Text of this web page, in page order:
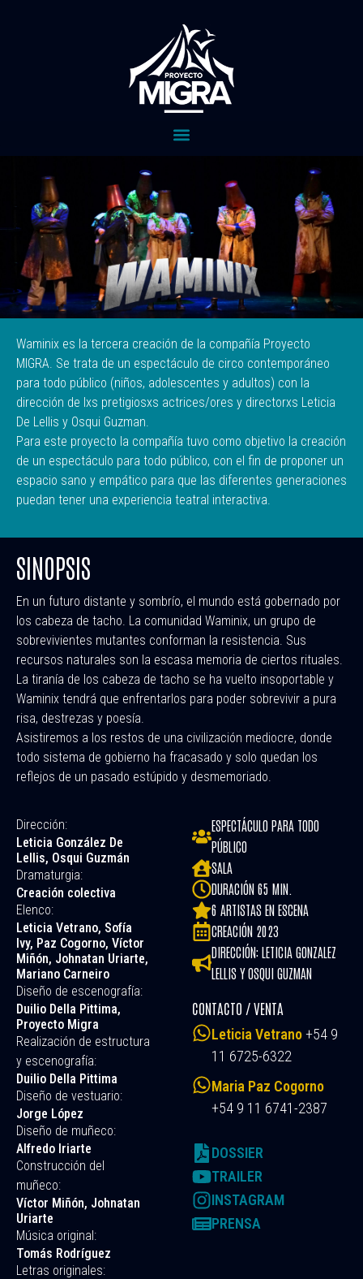
Waminix es la tercera creación de la compañía Proyecto
MIGRA. Se trata de un espectáculo de circo contemporáneo
para todo público (niños, adolescentes y adultos) con la
dirección de lxs pretigiosxs actrices/ores y directorxs Leticia
De Lellis y Osqui Guzman.
Para este proyecto la compañía tuvo como objetivo la creación
de un espectáculo para todo público, con el fin de proponer un
espacio sano y empático para que las diferentes generaciones
puedan tener una experiencia teatral interactiva.
SINOPSIS
En un futuro distante y sombrío, el mundo está gobernado por
los cabeza de tacho. La comunidad Waminix, un grupo de
sobrevivientes mutantes conforman la resistencia. Sus
recursos naturales son la escasa memoria de ciertos rituales.
La tiranía de los cabeza de tacho se ha vuelto insoportable y
Waminix tendrá que enfrentarlos para poder sobrevivir a pura
risa, destrezas y poesía.
Asistiremos a los restos de una civilización mediocre, donde
todo sistema de gobierno ha fracasado y solo quedan los
reflejos de un pasado estúpido y desmemoriado.
Dirección:
Leticia González De
Lellis, Osqui Guzmán
Dramaturgia:
Creación colectiva
Elenco:
Leticia Vetrano, Sofía
Ivy, Paz Cogorno, Víctor
Miñón, Johnatan Uriarte,
Mariano Carneiro
Diseño de escenografía:
Duilio Della Pittima,
Proyecto Migra
Realización de estructura
y escenografía:
Duilio Della Pittima
Diseño de vestuario:
Jorge López
Diseño de muñeco:
Alfredo Iriarte
Construcción del
muñeco:
Víctor Miñón, Johnatan
Uriarte
Música original:
Tomás Rodríguez
Letras originales:
ESPECTÁCULO PARA TODO
PÚBLICO
SALA
DURACIÓN 65 MIN.
6 ARTISTAS EN ESCENA
CREACIÓN 2023
DIRECCIÓN: LETICIA GONZALEZ
LELLIS Y OSQUI GUZMAN
CONTACTO / VENTA
Leticia Vetrano+54 9
11 6725-6322
Maria Paz Cogorno
+54 9 11 6741-2387
DOSSIER
TRAILER
INSTAGRAM
PRENSA